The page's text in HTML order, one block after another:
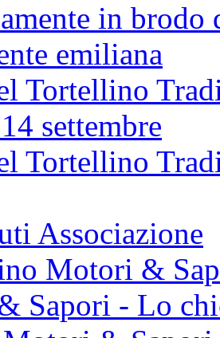
in brodo
emiliana
Tortellino
settembre
Tortellino
Associazione
Motori &
Sapori - Lo